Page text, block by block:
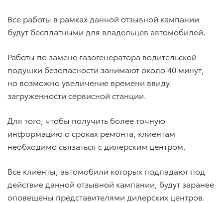
Все работы в рамках данной отзывной кампании
будут бесплатными для владельцев автомобилей.
Работы по замене газогенератора водительской
подушки безопасности занимают около 40 минут,
но возможно увеличение времени ввиду
загруженности сервисной станции.
Для того, чтобы получить более точную
информацию о сроках ремонта, клиентам
необходимо связаться с дилерским центром.
Все клиенты, автомобили которых подпадают под
действие данной отзывной кампании, будут заранее
оповещены представителями дилерских центров.